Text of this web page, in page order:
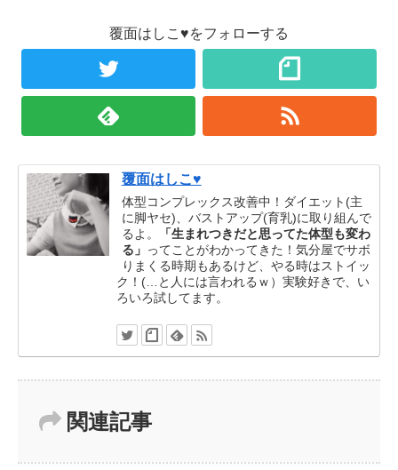
覆面はしこ♥をフォローする
覆面はしこ♥
体型コンプレックス改善中！ダイエット(主
に脚ヤセ)、バストアップ(育乳)に取り組んで
るよ。
「生まれつきだと思ってた体型も変わ
る」 ってことがわかってきた！気分屋でサボ
りまくる時期もあるけど、やる時はストイッ
ク！(…と人には言われるｗ）実験好きで、い
ろいろ試してます。
関連記事